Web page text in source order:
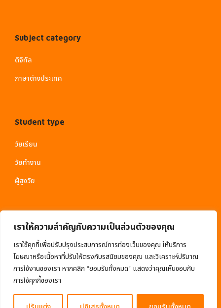
เราให้ความสำคัญกับความเป็นส่วนตัวของคุณ
เราใช้คุกกี้เพื่อปรับปรุงประสบการณ์การท่องเว็บของคุณ ให้บริการ
โฆษณาหรือเนื้อหาที่ปรับให้ตรงกับรสนิยมของคุณ และวิเคราะห์ปริมาณ
การใช้งานของเรา หากคลิก "ยอมรับทั้งหมด" แสดงว่าคุณเห็นชอบกับ
การใช้คุกกี้ของเรา
Subject category
ดิจิทัล
ภาษาต่างประเทศ
Student type
วัยเรียน
วัยทำงาน
ผู้สูงวัย
© 2020 EduMall. All Rights Reserved